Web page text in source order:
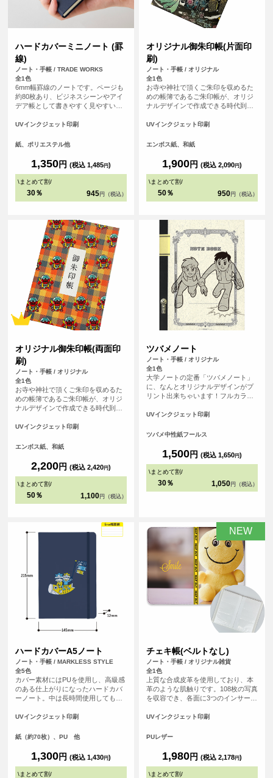
ハードカバーミニノート (罫
線)
ノート・手帳 / TRADE WORKS
全1色
6mm幅罫線のノートです。ページも
約80枚あり、ビジネスシーンやアイ
デア帳として書きやすく見やすい便
UVインクジェット印刷
紙、ポリエステル他
1,350円 (税込 1,485円)
\まとめて割/
30％ 945 円（税込）
オリジナル御朱印帳(片面印
刷)
ノート・手帳 / オリジナル
全1色
お寺や神社で頂くご朱印を収めるた
めの帳簿であるご朱印帳が、オリジ
ナルデザインで作成できる時代到
で作ったデザインをプリントしてMY
好きな友だちへのプレゼントなどに
で、初詣などで他の人と差をつけよ
う！ 表紙の紙は光に当てると微妙に
輝く和風な仕上げになっています。
印帳です。
UVインクジェット印刷
エンボス紙、和紙
1,900円 (税込 2,090円)
\まとめて割/
50％ 950 円（税込）
オリジナル御朱印帳(両面印
刷)
ノート・手帳 / オリジナル
全1色
お寺や神社で頂くご朱印を収めるた
めの帳簿であるご朱印帳が、オリジ
ナルデザインで作成できる時代到
で作ったデザインをプリントしてMY
好きな友だちへのプレゼントなどに
で、初詣などで他の人と差をつけよ
う！ 表紙の紙は光に当てると微妙に
輝く和風な仕上げになっています。
印帳です。
UVインクジェット印刷
エンボス紙、和紙
2,200円 (税込 2,420円)
\まとめて割/
50％ 1,100 円（税込）
ツバメノート
ノート・手帳 / オリジナル
全1色
大学ノートの定番「ツバメノート」
に、なんとオリジナルデザインがプ
リント出来ちゃいます！フルカラー
ジタルのグラフィックもプリント可
なれること間違いなしのアイテムで
UVインクジェット印刷
ツバメ中性紙フールス
1,500円 (税込 1,650円)
\まとめて割/
30％ 1,050 円（税込）
ハードカバーA5ノート
ノート・手帳 / MARKLESS STYLE
全5色
カバー素材にはPUを使用し、高級感
のある仕上がりになったハードカバ
ーノート。中は長時間使用しても目
の色味や幅にもこだわっています。
UVインクジェット印刷
紙（約70枚）、PU 他
1,300円 (税込 1,430円)
\まとめて割/
NEW
チェキ帳(ベルトなし)
ノート・手帳 / オリジナル雑貨
全1色
上質な合成皮革を使用しており、本
革のような肌触りです。108枚の写真
を収容でき、各面に3つのインサート
示に最適です。 チェキを収納する推
フォトブックとしても便利なアイテ
UVインクジェット印刷
PUレザー
1,980円 (税込 2,178円)
\まとめて割/